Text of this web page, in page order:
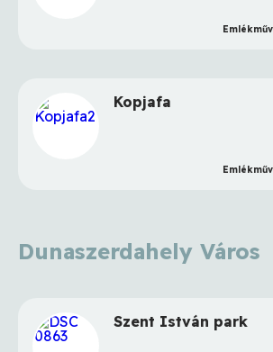
Kopjafa
Dunaszerdahely Város
Szent István park